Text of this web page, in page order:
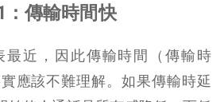
傳輸時間快
最近，因此傳輸時間（傳輸時
應該不難理解。如果傳輸時延